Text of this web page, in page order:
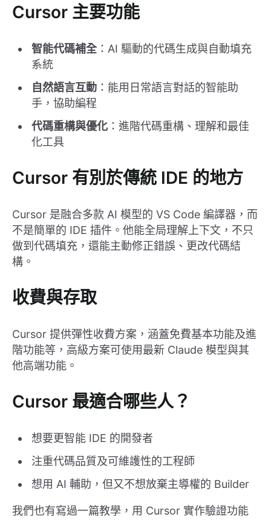
Cursor 主要功能
智能代碼補全：AI 驅動的代碼生成與自動填充
系統
自然語言互動 ：能用日常語言對話的智能助
手，協助編程
代碼重構與優化 ：進階代碼重構、理解和最佳
化工具
Cursor 有別於傳統 IDE 的地方
Cursor 是融合多款 AI 模型的 VS Code 編譯器，而
不是簡單的 IDE 插件。他能全局理解上下文，不只
做到代碼填充，還能主動修正錯誤、更改代碼結
構。
收費與存取
Cursor 提供彈性收費方案，涵蓋免費基本功能及進
階功能等，高級方案可使用最新 Claude 模型與其
他高端功能。
Cursor 最適合哪些人？
想要更智能 IDE 的開發者
注重代碼品質及可維護性的工程師
想用 AI 輔助，但又不想放棄主導權的 Builder
我們也有寫過一篇教學，用 Cursor 實作驗證功能